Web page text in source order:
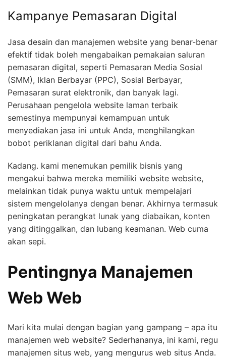
Kampanye Pemasaran Digital
Jasa desain dan manajemen website yang benar-benar
efektif tidak boleh mengabaikan pemakaian saluran
pemasaran digital, seperti Pemasaran Media Sosial
(SMM), Iklan Berbayar (PPC), Sosial Berbayar,
Pemasaran surat elektronik, dan banyak lagi.
Perusahaan pengelola website laman terbaik
semestinya mempunyai kemampuan untuk
menyediakan jasa ini untuk Anda, menghilangkan
bobot periklanan digital dari bahu Anda.
Kadang. kami menemukan pemilik bisnis yang
mengakui bahwa mereka memiliki website website,
melainkan tidak punya waktu untuk mempelajari
sistem mengelolanya dengan benar. Akhirnya termasuk
peningkatan perangkat lunak yang diabaikan, konten
yang ditinggalkan, dan lubang keamanan. Web cuma
akan sepi.
Pentingnya Manajemen
Web Web
Mari kita mulai dengan bagian yang gampang – apa itu
manajemen web website? Sederhananya, ini kami, regu
manajemen situs web, yang mengurus web situs Anda.